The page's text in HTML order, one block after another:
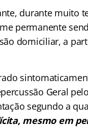
durante muito
permanente
domiciliar, a
Geral
segundo a
mesmo em